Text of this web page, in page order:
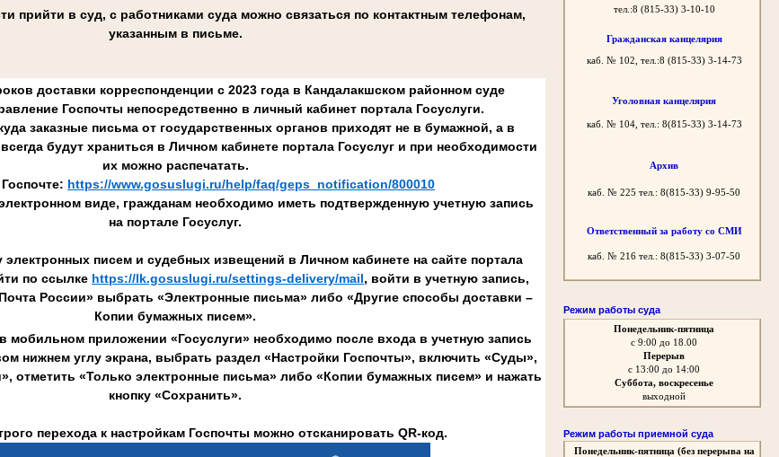
тел.:8 (815-33) 3-10-10
Гражданская канцелярия
каб. № 102, тел.:8 (815-33) 3-14-73
Уголовная канцелярия
каб. № 104, тел.: 8(815-33) 3-14-73
Архив
каб. № 225 тел.: 8(815-33) 9-95-50
Ответственный за работу со СМИ
каб. № 216 тел.: 8(815-33) 3-07-50
Режим работы суда
Понедельник-пятница
с 9:00 до 18.00
Перерыв
с 13:00 до 14:00
Суббота, воскресенье
выходной
Режим работы приемной суда
Понедельник-пятница (без перерыва на
прийти в суд, с работниками суда можно связаться по контактным телефонам,
указанным в письме.
доставки корреспонденции с 2023 года в Кандалакшском районном суде
Госпочты непосредственно в личный кабинет портала Госуслуги.
заказные письма от государственных органов приходят не в бумажной, а в
будут храниться в Личном кабинете портала Госуслуг и при необходимости
их можно распечатать.
https://www.gosuslugi.ru/help/faq/geps_notification/800010
виде, гражданам необходимо иметь подтвержденную учетную запись
на портале Госуслуг.
писем и судебных извещений в Личном кабинете на сайте портала
по ссылке https://lk.gosuslugi.ru/settings-delivery/mail, войти в учетную запись,
России» выбрать «Электронные письма» либо «Другие способы доставки –
Копии бумажных писем».
мобильном приложении «Госуслуги» необходимо после входа в учетную запись
нижнем углу экрана, выбрать раздел «Настройки Госпочты», включить «Суды»,
отметить «Только электронные письма» либо «Копии бумажных писем» и нажать
кнопку «Сохранить».
перехода к настройкам Госпочты можно отсканировать QR-код.